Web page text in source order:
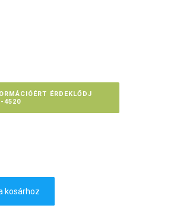
ÉRDEKLŐDJ
4520
kosárhoz